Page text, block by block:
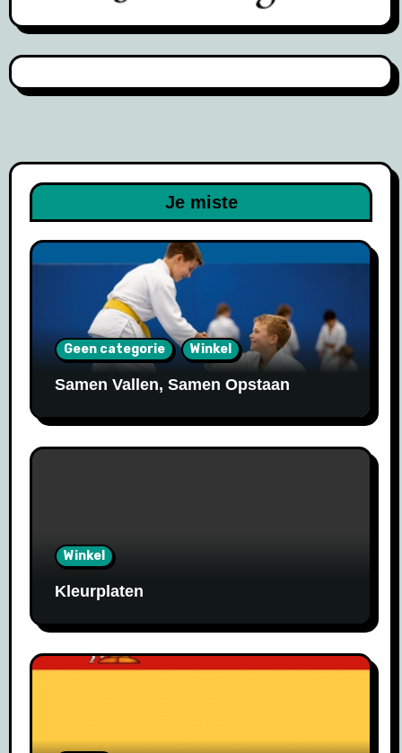
Je miste
Geen categorie Winkel
Samen Vallen, Samen Opstaan
Winkel
Kleurplaten